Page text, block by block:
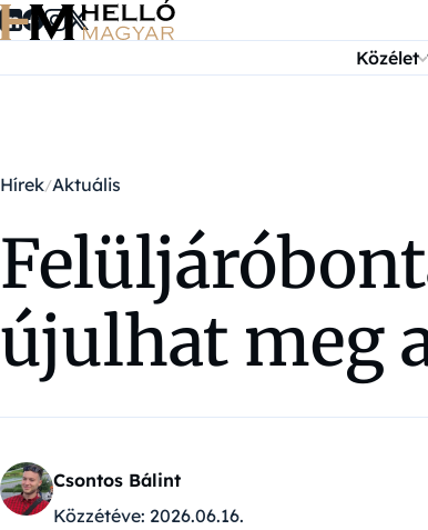
Ugrás a tartalomra
Közélet
Hírek Aktuális
újulhat meg
Csontos Bálint
Közzétéve: 2026.06.16.